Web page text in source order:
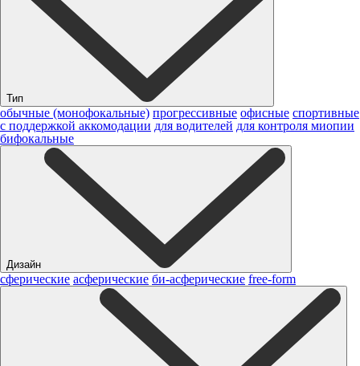
Тип
обычные (монофокальные) прогрессивные офисные спортивные
с поддержкой аккомодации для водителей для контроля миопии
бифокальные
Дизайн
сферические асферические би-асферические free-form